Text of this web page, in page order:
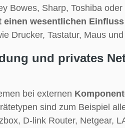
Bowes, Sharp, Toshiba oder
einen wesentlichen
Drucker, Tastatur, Maus
und privates
bei externen
sind zum Beispiel
D-link Router, Netgear,